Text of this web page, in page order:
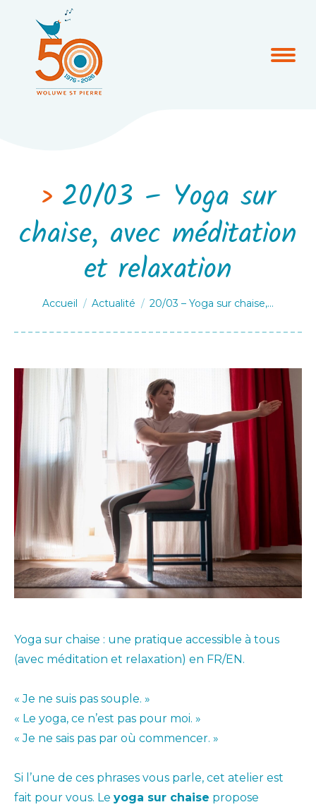
20/03 – Yoga sur
chaise, avec méditation
et relaxation
Vous êtes ici :
Accueil Actualité 20/03 – Yoga sur chaise,…
Yoga sur chaise : une pratique accessible à tous
(avec méditation et relaxation) en FR/EN.
« Je ne suis pas souple. »
« Le yoga, ce n’est pas pour moi. »
« Je ne sais pas par où commencer. »
Si l’une de ces phrases vous parle, cet atelier est
fait pour vous. Le yoga sur chaise propose